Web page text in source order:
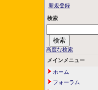
新規登録
検索
高度な検索
メインメニュー
ホーム
フォーラム